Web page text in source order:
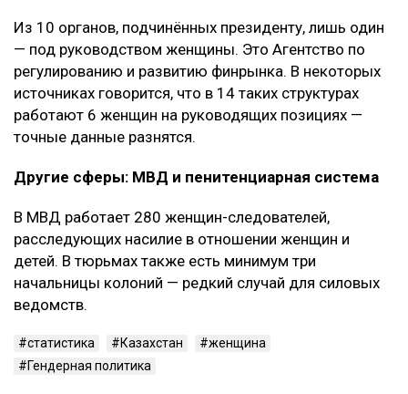
Из 10 органов, подчинённых президенту, лишь один
— под руководством женщины. Это Агентство по
регулированию и развитию финрынка. В некоторых
источниках говорится, что в 14 таких структурах
работают 6 женщин на руководящих позициях —
точные данные разнятся.
Другие сферы: МВД и пенитенциарная система
В МВД работает 280 женщин-следователей,
расследующих насилие в отношении женщин и
детей. В тюрьмах также есть минимум три
начальницы колоний — редкий случай для силовых
ведомств.
статистика Казахстан
женщина
Гендерная политика